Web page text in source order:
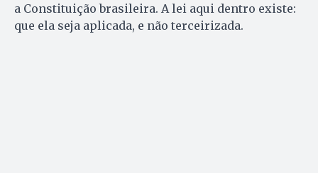
a Constituição brasileira. A lei aqui dentro existe:
que ela seja aplicada, e não terceirizada.